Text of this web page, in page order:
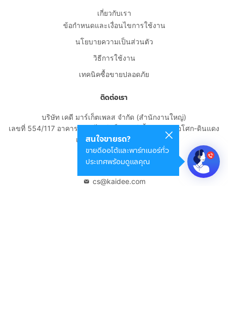
สนใจขายรถ?
ขายดีออโต้และพาร์ทเนอร์ทั่ว
ประเทศพร้อมดูแลคุณ
เกี่ยวกับเรา
ข้อกำหนดและเงื่อนไขการใช้งาน
นโยบายความเป็นส่วนตัว
วิธีการใช้งาน
เทคนิคซื้อขายปลอดภัย
ติดต่อเรา
บริษัท เคดี มาร์เก็ตเพลส จำกัด (สำนักงานใหญ่)
เลขที่ 554/117 อาคารสกายไนน์ เซ็นเตอร์ ชั้น 22 ถนนอโศก-ดินแดง
แขวงดินแดง เขตดินแดง
กรุงเทพมหานคร 10400
cs@kaidee.com